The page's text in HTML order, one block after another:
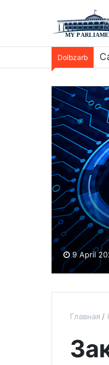
Dolbzarb
9 April
Главная